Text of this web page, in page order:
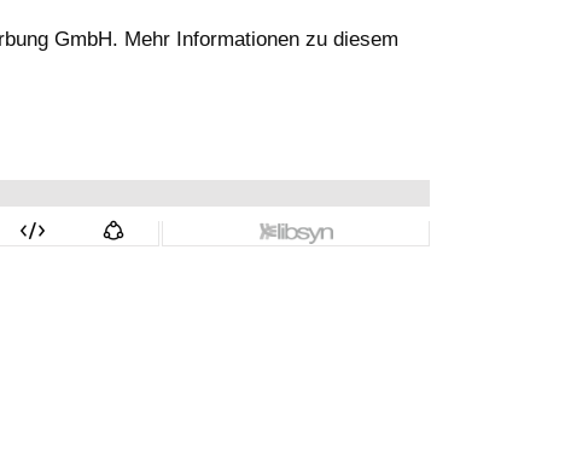
GmbH. Mehr Informationen zu diesem